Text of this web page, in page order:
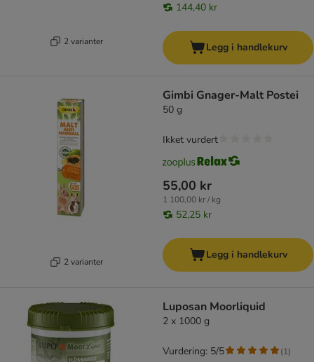
2 varianter
144,40 kr
Legg i handlekurv
2 varianter
Gimbi Gnager-Malt Postei
50 g
55,00 kr
1 100,00 kr / kg
52,25 kr
Ikket vurdert
Legg i handlekurv
Luposan Moorliquid
2 x 1000 g
Vurdering: 5/5 (1)